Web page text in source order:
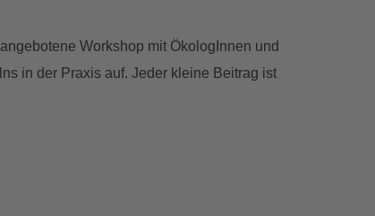
Workshop mit ÖkologInnen und
in der Praxis auf. Jeder kleine Beitrag ist